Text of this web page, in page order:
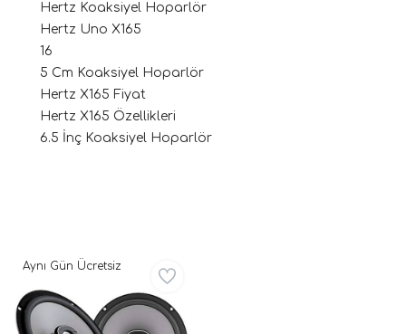
Hertz Koaksiyel Hoparlör
Hertz Uno X165
16
5 Cm Koaksiyel Hoparlör
Hertz X165 Fiyat
Hertz X165 Özellikleri
6.5 İnç Koaksiyel Hoparlör
Aynı Gün Ücretsiz